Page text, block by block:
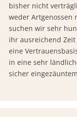
bisher nicht
weder Artgenossen
suchen wir sehr
ihr ausreichend
eine
in eine sehr
sicher